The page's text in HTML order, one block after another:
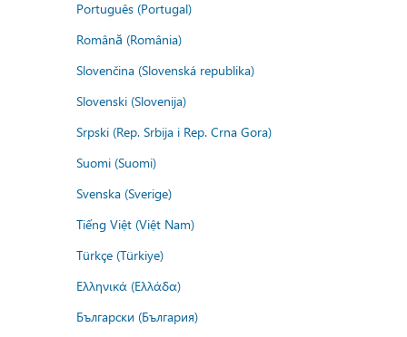
Português (Portugal)
Română (România)
Slovenčina (Slovenská republika)
Slovenski (Slovenija)
Srpski (Rep. Srbija i Rep. Crna Gora)
Suomi (Suomi)
Svenska (Sverige)
Tiếng Việt (Việt Nam)
Türkçe (Türkiye)
Ελληνικά (Ελλάδα)
Български (България)